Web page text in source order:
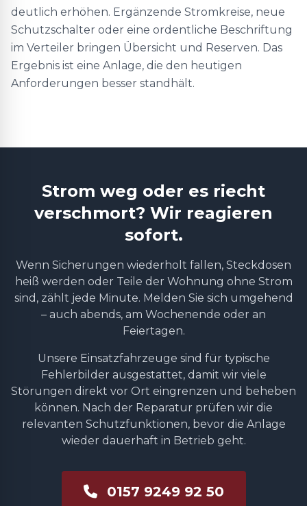
deutlich erhöhen. Ergänzende Stromkreise, neue
Schutzschalter oder eine ordentliche Beschriftung
im Verteiler bringen Übersicht und Reserven. Das
Ergebnis ist eine Anlage, die den heutigen
Anforderungen besser standhält.
Strom weg oder es riecht
verschmort? Wir reagieren
sofort.
Wenn Sicherungen wiederholt fallen, Steckdosen
heiß werden oder Teile der Wohnung ohne Strom
sind, zählt jede Minute. Melden Sie sich umgehend
– auch abends, am Wochenende oder an
Feiertagen.
Unsere Einsatzfahrzeuge sind für typische
Fehlerbilder ausgestattet, damit wir viele
Störungen direkt vor Ort eingrenzen und beheben
können. Nach der Reparatur prüfen wir die
relevanten Schutzfunktionen, bevor die Anlage
wieder dauerhaft in Betrieb geht.
0157 9249 92 50